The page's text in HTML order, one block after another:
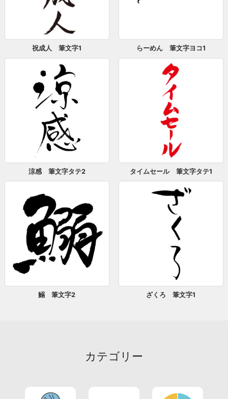
祝成人 筆文字1 らーめん 筆文字ヨコ1
涼感 筆文字タテ2 タイムセール 筆文字タテ1
鰯 筆文字2 ざくろ 筆文字1
カテゴリー